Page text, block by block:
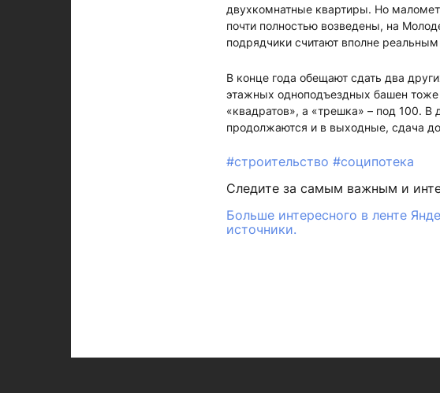
двухкомнатные квартиры. Но
почти полностью возведены, на
подрядчики считают вполне
В конце года обещают сдать два
этажных одноподъездных башен
«квадратов», а «трешка» – под 100. В
продолжаются и в выходные, сдача
#строительство #соципотека
Следите за самым важным и
Больше интересного в ленте
источники.